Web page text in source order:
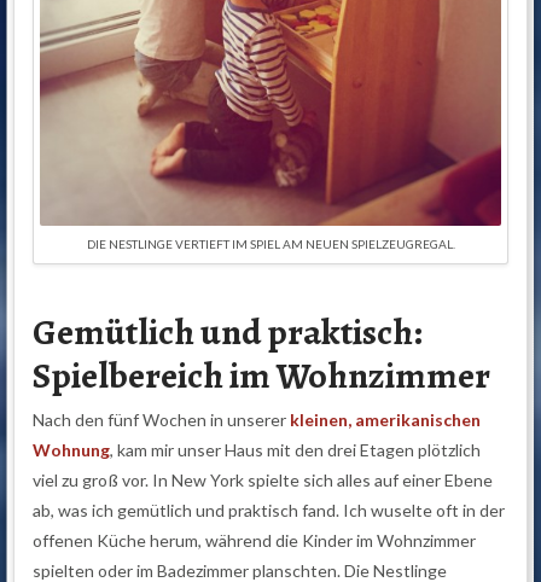
DIE NESTLINGE VERTIEFT IM SPIEL AM NEUEN SPIELZEUGREGAL.
Gemütlich und praktisch:
Spielbereich im Wohnzimmer
Nach den fünf Wochen in unserer kleinen, amerikanischen
Wohnung, kam mir unser Haus mit den drei Etagen plötzlich
viel zu groß vor. In New York spielte sich alles auf einer Ebene
ab, was ich gemütlich und praktisch fand. Ich wuselte oft in der
offenen Küche herum, während die Kinder im Wohnzimmer
spielten oder im Badezimmer planschten. Die Nestlinge